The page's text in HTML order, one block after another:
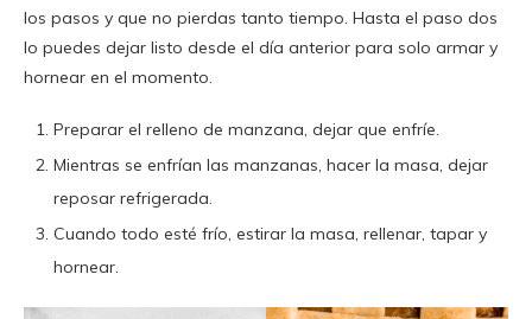
los pasos y que no pierdas tanto tiempo. Hasta el paso dos
lo puedes dejar listo desde el día anterior para solo armar y
hornear en el momento.
Preparar el relleno de manzana, dejar que enfríe.
Mientras se enfrían las manzanas, hacer la masa, dejar
reposar refrigerada.
Cuando todo esté frío, estirar la masa, rellenar, tapar y
hornear.